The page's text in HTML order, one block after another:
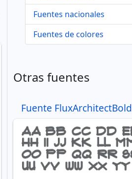
Fuentes nacionales
Fuentes de colores
Otras fuentes
Fuente FluxArchitectBold